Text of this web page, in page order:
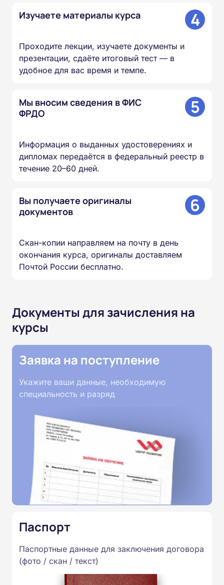
Изучаете материалы курса 4
Проходите лекции, изучаете документы и
презентации, сдаёте итоговый тест — в
удобное для вас время и темпе.
Мы вносим сведения в ФИС
ФРДО
5
Информация о выданных удостоверениях и
дипломах передаётся в федеральный реестр в
течение 20–60 дней.
Вы получаете оригиналы
документов
6
Скан-копии направляем на почту в день
окончания курса, оригиналы доставляем
Почтой России бесплатно.
Документы для зачисления на
курсы
Заявка на поступление
Укажите ваши данные, необходимую
специальность и разряд
Паспорт
Паспортные данные для заключения договора
(фото / скан / текст)